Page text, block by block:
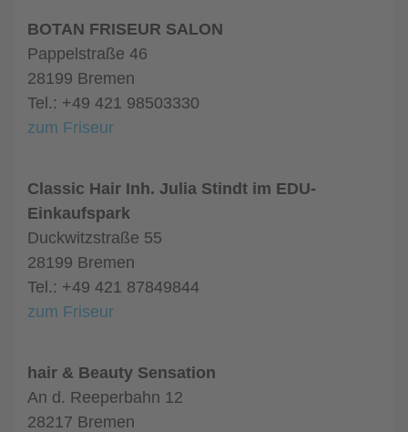
BOTAN FRISEUR SALON
Pappelstraße 46
28199 Bremen
Tel.: +49 421 98503330
zum Friseur
Classic Hair Inh. Julia Stindt im EDU-
Einkaufspark
Duckwitzstraße 55
28199 Bremen
Tel.: +49 421 87849844
zum Friseur
hair & Beauty Sensation
An d. Reeperbahn 12
28217 Bremen